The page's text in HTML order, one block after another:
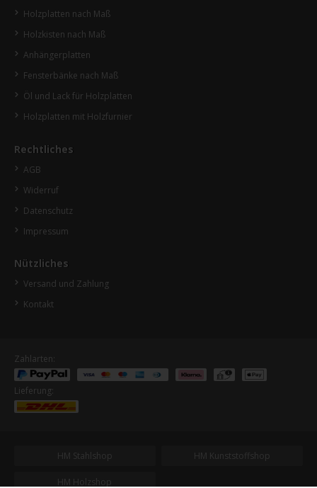
Holzplatten nach Maß
Holzkisten nach Maß
Anhängerplatten
Fensterbänke nach Maß
Öl und Lack für Holzplatten
Holzplatten mit Holzfurnier
Rechtliches
AGB
Widerruf
Datenschutz
Impressum
Nützliches
Versand und Zahlung
Kontakt
Zahlarten:
Lieferung:
HM Stahlshop HM Kunststoffshop
HM Holzshop